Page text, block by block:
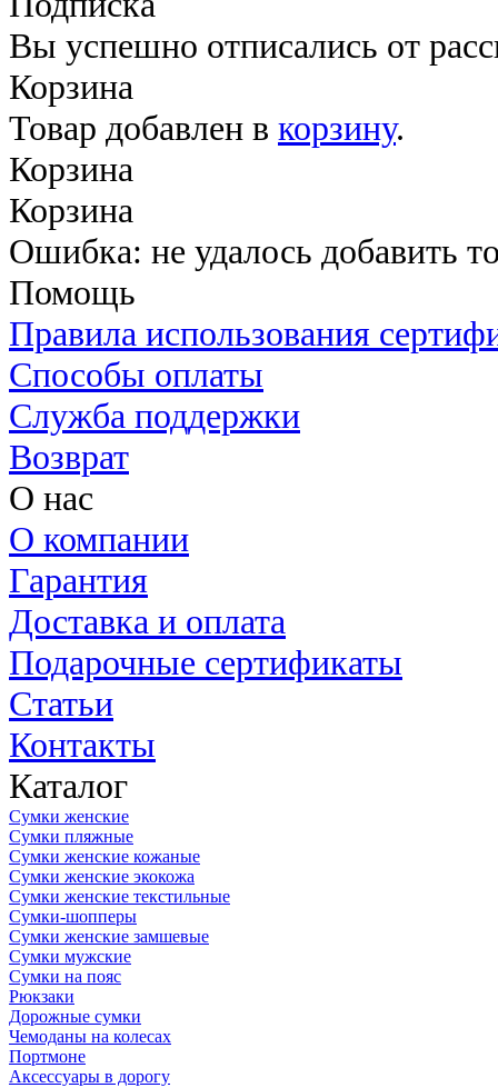
Вы успешно отписались от
Корзина
Товар добавлен в корзину.
Корзина
Корзина
Ошибка: не удалось добавить
Помощь
Правила использования
Способы оплаты
Служба поддержки
Возврат
О нас
О компании
Гарантия
Доставка и оплата
Подарочные сертификаты
Статьи
Контакты
Каталог
Сумки женские
Сумки пляжные
Сумки женские кожаные
Сумки женские экокожа
Сумки женские текстильные
Сумки-шопперы
Сумки женские замшевые
Сумки мужские
Сумки на пояс
Рюкзаки
Дорожные сумки
Чемоданы на колесах
Портмоне
Аксессуары в дорогу